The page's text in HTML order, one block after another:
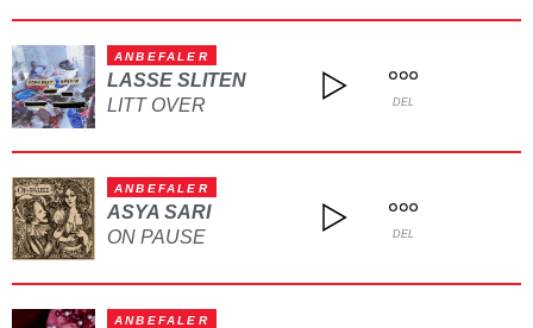
ANBEFALER
LASSE SLITEN
LITT OVER
DEL
ANBEFALER
ASYA SARI
ON PAUSE
DEL
ANBEFALER